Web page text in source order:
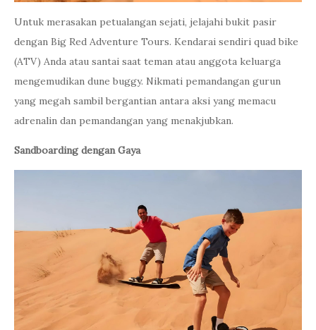
Untuk merasakan petualangan sejati, jelajahi bukit pasir
dengan Big Red Adventure Tours. Kendarai sendiri quad bike
(ATV) Anda atau santai saat teman atau anggota keluarga
mengemudikan dune buggy. Nikmati pemandangan gurun
yang megah sambil bergantian antara aksi yang memacu
adrenalin dan pemandangan yang menakjubkan.
Sandboarding dengan Gaya